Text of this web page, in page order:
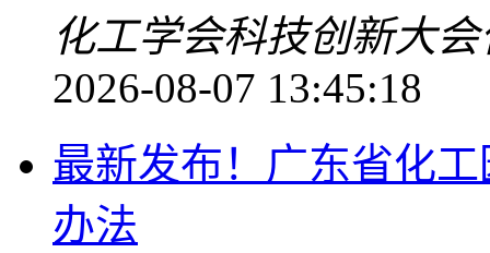
化工学会科技创新大会
2026-08-07 13:45:18
最新发布！广东省化
办法